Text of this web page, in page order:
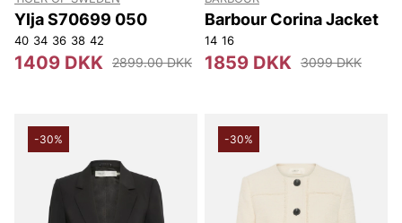
Ylja S70699 050
40 34 36 38 42
1409 DKK 2899.00 DKK
Barbour Corina Jacket
14 16
1859 DKK 3099 DKK
-30% -30%